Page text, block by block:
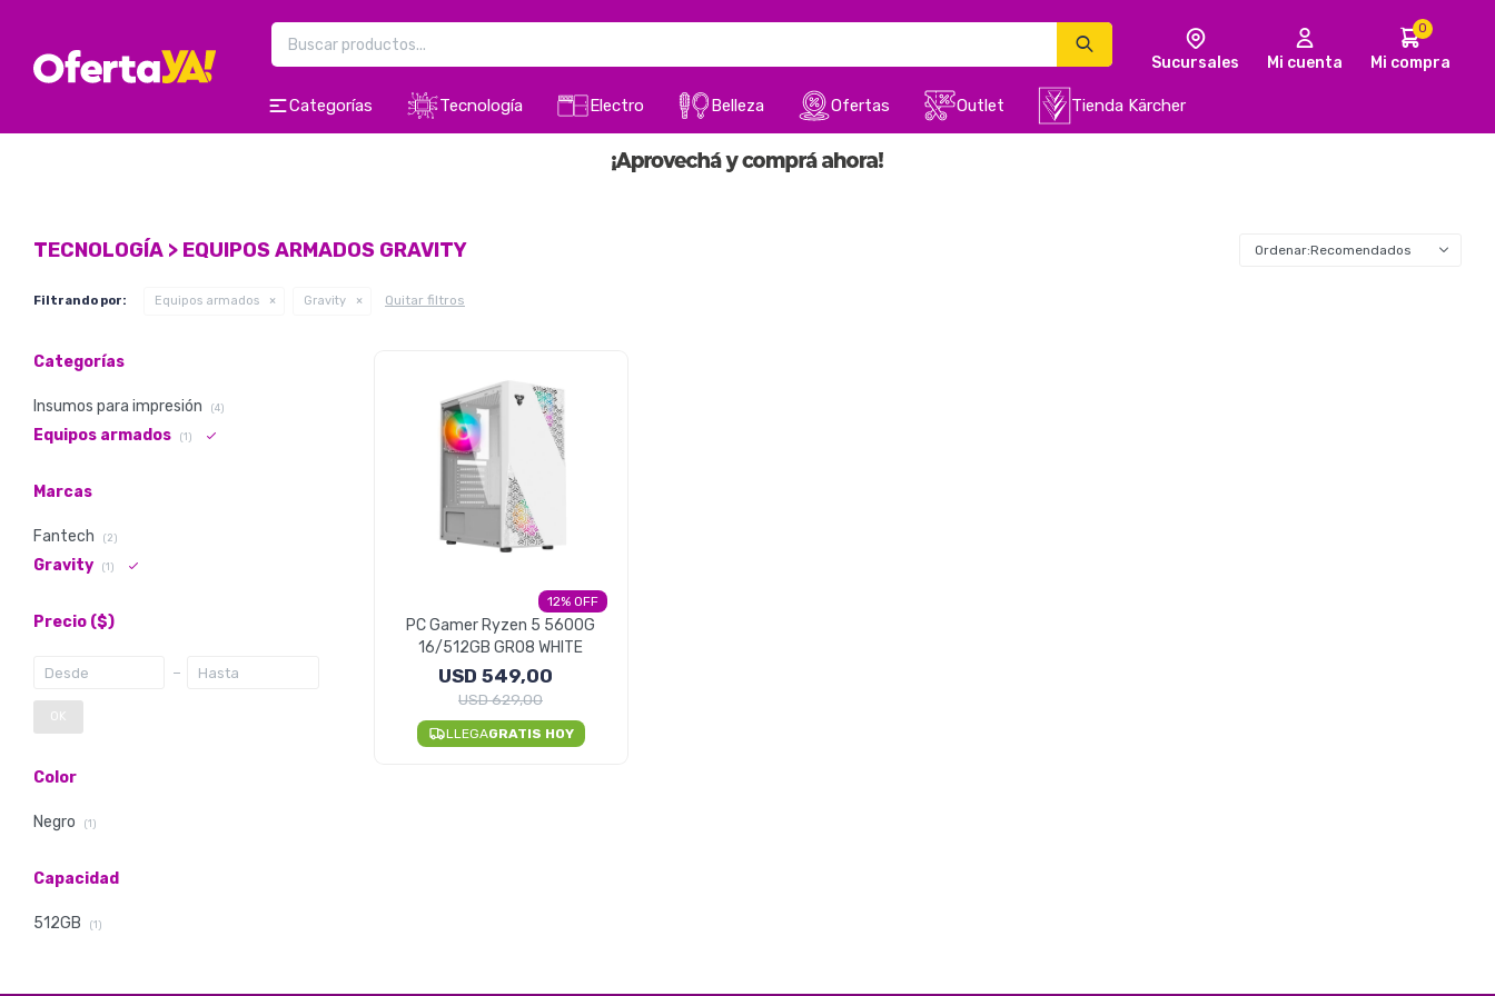
Categorías Tecnología Electro Belleza Ofertas Outlet Tienda Kärcher
0
TECNOLOGÍA > EQUIPOS ARMADOS GRAVITY Recomendados
Filtrando por: Equipos armados Gravity Quitar filtros
12
PC Gamer Ryzen 5 5600G
16/512GB GR08 WHITE
USD 549,00
USD629,00
LLEGAGRATIS HOY
Categorías
Insumos para impresión (4)
Equipos armados (1)
Marcas
Fantech (2)
Gravity (1)
Precio ($)
OK
Color
Negro (1)
Capacidad
512GB (1)